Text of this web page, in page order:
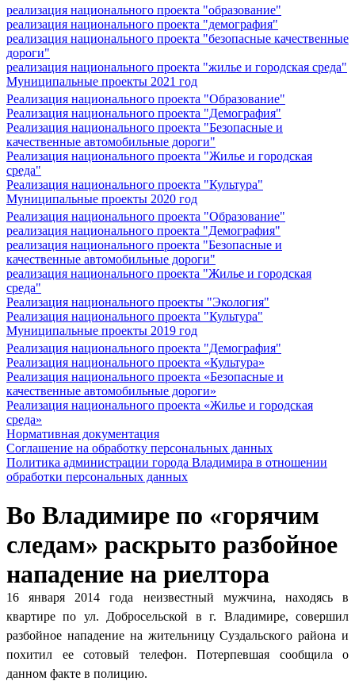
реализация национального проекта "образование"
реализация национального проекта "демография"
реализация национального проекта "безопасные качественные
дороги"
реализация национального проекта "жилье и городская среда"
Муниципальные проекты 2021 год
Реализация национального проекта "Образование"
Реализация национального проекта "Демография"
Реализация национального проекта "Безопасные и
качественные автомобильные дороги"
Реализация национального проекта "Жилье и городская
среда"
Реализация национального проекта "Культура"
Муниципальные проекты 2020 год
Реализация национального проекта "Образование"
реализация национального проекта "Демография"
реализация национального проекта "Безопасные и
качественные автомобильные дороги"
реализация национального проекта "Жилье и городская
среда"
Реализация национального проекты "Экология"
Реализация национального проекта "Культура"
Муниципальные проекты 2019 год
Реализация национального проекта "Демография"
Реализация национального проекта «Культура»
Реализация национального проекта «Безопасные и
качественные автомобильные дороги»
Реализация национального проекта «Жилье и городская
среда»
Нормативная документация
Соглашение на обработку персональных данных
Политика администрации города Владимира в отношении
обработки персональных данных
Во Владимире по «горячим
следам» раскрыто разбойное
нападение на риелтора
16 января 2014 года неизвестный мужчина, находясь в
квартире по ул. Добросельской в г. Владимире, совершил
разбойное нападение на жительницу Суздальского района и
похитил ее сотовый телефон. Потерпевшая сообщила о
данном факте в полицию.